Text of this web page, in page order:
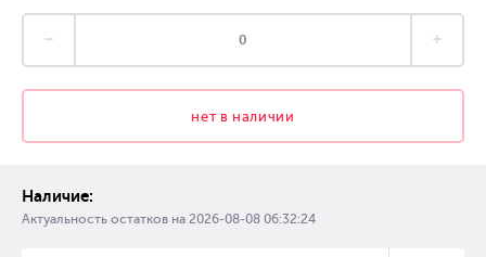
нет в наличии
Наличие:
Актуальность остатков на 2026-08-08 06:32:24